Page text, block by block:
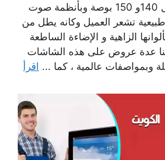
وبأحجام متنوعة تصل 140و 150 بوصة وبأنظمة صوت
تشعر العميل وكانه يطل من
الزاهية و الإضاءة الساطعة
عدة عروض على هذه الشاشات
وبمواصفات عالمية ، كما ... اقرأ